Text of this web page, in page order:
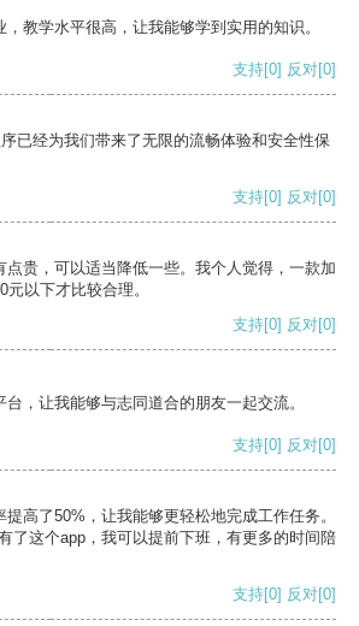
教学水平很高，让我能够学到实用的知识。
支持[0] 反对[0]
已经为我们带来了无限的流畅体验和安全性保
支持[0] 反对[0]
点贵，可以适当降低一些。我个人觉得，一款加
以下才比较合理。
支持[0] 反对[0]
，让我能够与志同道合的朋友一起交流。
支持[0] 反对[0]
高了50%，让我能够更轻松地完成工作任务。
了这个app，我可以提前下班，有更多的时间陪
支持[0] 反对[0]